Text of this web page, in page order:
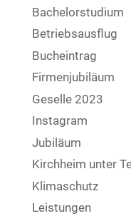
Bachelorstudium
Betriebsausflug
Bucheintrag
Firmenjubiläum
Geselle 2023
Instagram
Jubiläum
Kirchheim unter
Klimaschutz
Leistungen